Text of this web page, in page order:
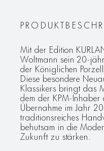
Mit der Edition
Woltmann sein 20-
der Königlichen
Diese besondere
Klassikers bringt das
dem der KPM-
Übernahme im Jahr
traditionsreiches
behutsam in die
Zukunft zu stärken.